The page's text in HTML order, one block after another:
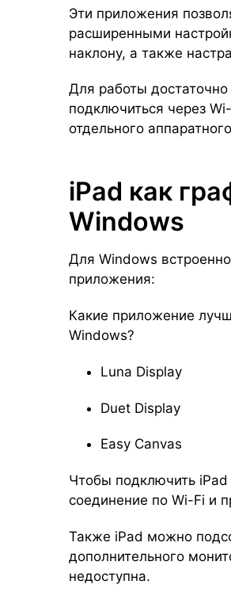
Эти приложения
расширенными
наклону, а также
Для работы
подключиться через
отдельного
iPad как
Windows
Для Windows
приложения:
Какие приложение
Windows?
Luna Display
Duet Display
Easy Canvas
Чтобы подключить
соединение по Wi-Fi и
Также iPad можно
дополнительного
недоступна.